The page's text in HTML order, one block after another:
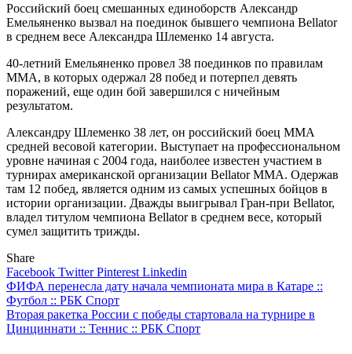
Российский боец смешанных единоборств Александр
Емельяненко вызвал на поединок бывшего чемпиона Bellator
в среднем весе Александра Шлеменко 14 августа.
40-летний Емельяненко провел 38 поединков по правилам
ММА, в которых одержал 28 побед и потерпел девять
поражений, еще один бой завершился с ничейным
результатом.
Александру Шлеменко 38 лет, он российский боец ММА
средней весовой категории. Выступает на профессиональном
уровне начиная с 2004 года, наиболее известен участием в
турнирах американской организации Bellator MMA. Одержав
там 12 побед, является одним из самых успешных бойцов в
истории организации. Дважды выигрывал Гран-при Bellator,
владел титулом чемпиона Bellator в среднем весе, который
сумел защитить трижды.
Share
Facebook TwitterPinterest Linkedin
Навигация
по
записям
ФИФА перенесла дату начала чемпионата мира в Катаре ::
Футбол :: РБК Спорт
Вторая ракетка России с победы стартовала на турнире в
Цинциннати :: Теннис :: РБК Спорт